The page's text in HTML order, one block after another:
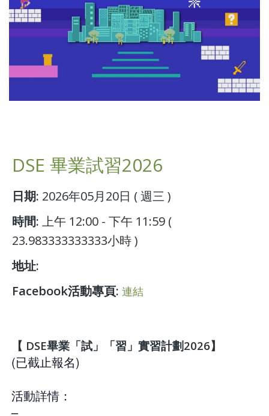
DSE 畢業試習2026
日期: 2026年05月20日 ( 週三 )
時間: 上午 12:00 - 下午 11:59 (
23.983333333333小時 )
地址:
Facebook活動專頁: 連結
【 DSE畢業「試」「習」實習計劃2026】
(已截止報名)
活動詳情：
–